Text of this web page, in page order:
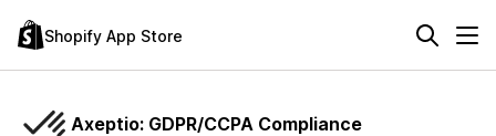
Shopify App Store
Axeptio: GDPR/CCPA Compliance